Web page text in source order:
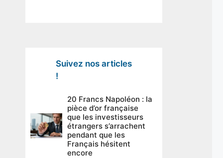
Suivez nos articles
!
20 Francs Napoléon : la
pièce d’or française
que les investisseurs
étrangers s’arrachent
pendant que les
Français hésitent
encore